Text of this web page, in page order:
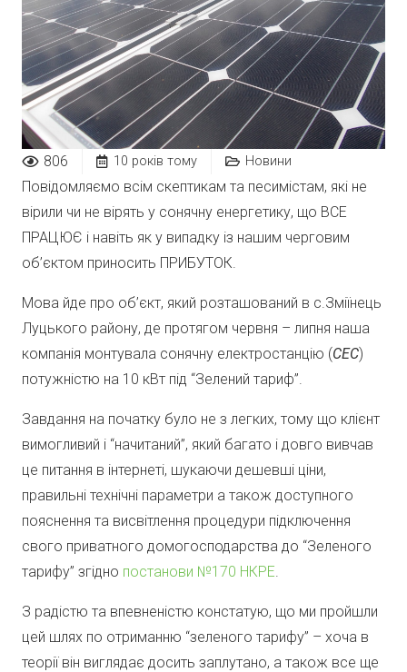
806 10 років тому Новини
Повідомляємо всім скептикам та песимістам, які не
вірили чи не вірять у сонячну енергетику, що ВСЕ
ПРАЦЮЄ і навіть як у випадку із нашим черговим
об’єктом приносить ПРИБУТОК.
Мова йде про об’єкт, який розташований в с.Зміїнець
Луцького району, де протягом червня – липня наша
компанія монтувала сонячну електростанцію (СЕС)
потужністю на 10 кВт під “Зелений тариф”.
Завдання на початку було не з легких, тому що клієнт
вимогливий і “начитаний”, який багато і довго вивчав
це питання в інтернеті, шукаючи дешевші ціни,
правильні технічні параметри а також доступного
пояснення та висвітлення процедури підключення
свого приватного домогосподарства до “Зеленого
тарифу” згідно постанови №170 НКРЕ.
З радістю та впевненістю констатую, що ми пройшли
цей шлях по отриманню “зеленого тарифу” – хоча в
теорії він виглядає досить заплутано, а також все ще